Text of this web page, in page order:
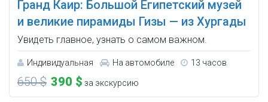
Гранд Каир: Большой Египетский музей
и великие пирамиды Гизы — из Хургады
Увидеть главное, узнать о самом важном.
Индивидуальная На автомобиле 13 часов
650 $ 390 $ за экскурсию